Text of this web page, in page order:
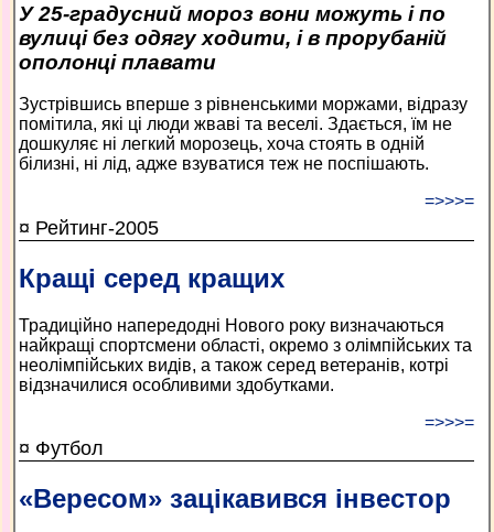
У 25-градусний мороз вони можуть і по
вулиці без одягу ходити, і в прорубаній
ополонці плавати
Зустрівшись вперше з рівненськими моржами, відразу
помітила, які ці люди жваві та веселі. Здається, їм не
дошкуляє ні легкий морозець, хоча стоять в одній
білизні, ні лід, адже взуватися теж не поспішають.
=>>>=
¤ Рейтинг-2005
Кращі серед кращих
Традиційно напередодні Нового року визначаються
найкращі спортсмени області, окремо з олімпійських та
неолімпійських видів, а також серед ветеранів, котрі
відзначилися особливими здобутками.
=>>>=
¤ Футбол
«Вересом» зацікавився інвестор